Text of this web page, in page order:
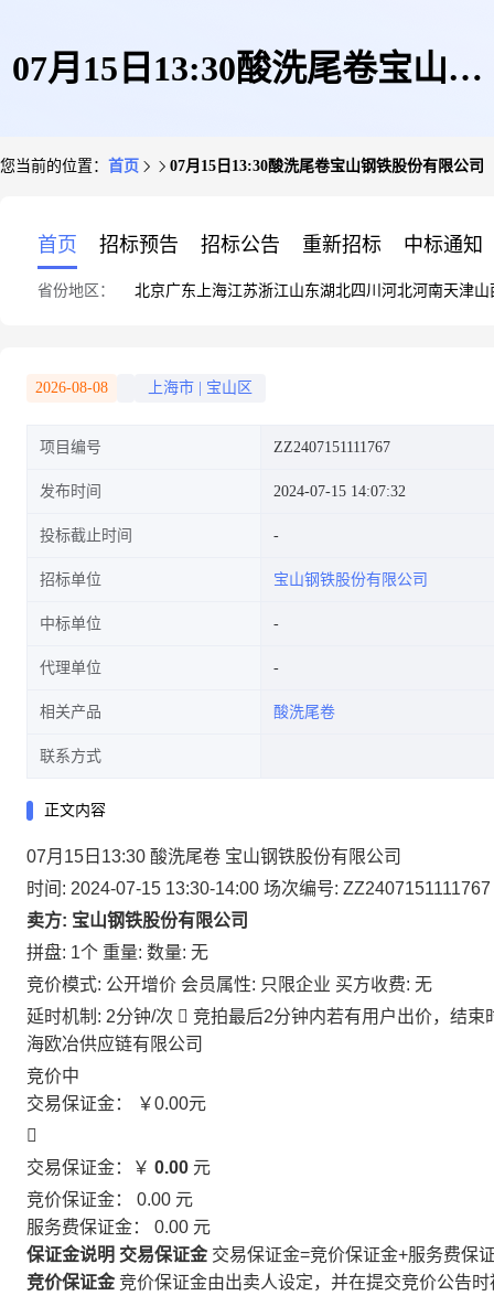
07月15日13:30酸洗尾卷宝山钢
您当前的位置： 首页 07月15日13:30酸洗尾卷宝山钢铁股份有限公司
首页 招标预告 招标公告 重新招标 中标通知
省份地区： 北京广东 上海江苏浙江山东湖北四川 河北河南天津山
2026-08-08 上海市 宝山区
项目编号 ZZ2407151111767
发布时间 2024-07-15 14:07:32
投标截止时间
招标单位 宝山钢铁股份有限公司
中标单位
代理单位
相关产品 酸洗尾卷
联系方式
正文内容
07月15日13:30 酸洗尾卷 宝山钢铁股份有限公司
时间: 2024-07-15 13:30-14:00 场次编号: ZZ2407151111767
卖方: 宝山钢铁股份有限公司
拼盘: 1个 重量: 数量: 无
竞价模式: 公开增价 会员属性: 只限企业 买方收费: 无
延时机制: 2分钟/次  竞拍最后2分钟内若有用户出价，结
海欧冶供应链有限公司
竞价中
交易保证金：
￥0.00元

交易保证金：￥ 0.00 元
竞价保证金： 0.00 元
服务费保证金： 0.00 元
保证金说明 交易保证金 交易保证金=竞价保证金+服务费保
竞价保证金 竞价保证金由出卖人设定，并在提交竞价公告